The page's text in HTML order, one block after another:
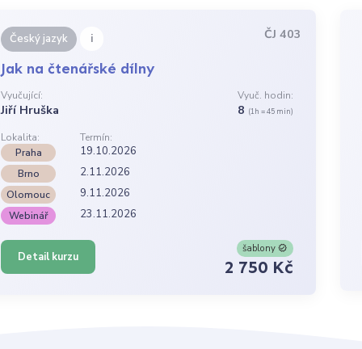
Český jazyk i ČJ 403
Jak na čtenářské dílny
Vyučující:
Jiří Hruška
Vyuč. hodin:
8 (1h = 45 min)
Lokalita:
Termín:
Praha
19.10.2026
Brno 2.11.2026
Olomouc 9.11.2026
Webinář 23.11.2026
Detail kurzu
šablony
2 750 Kč